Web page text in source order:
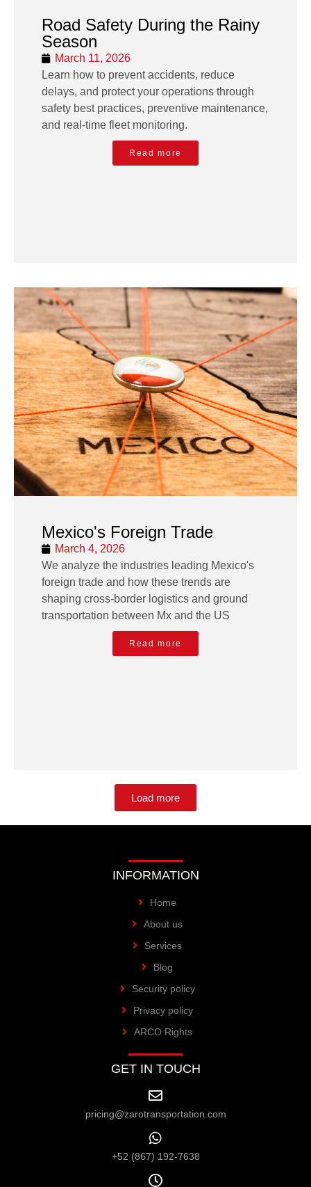
Road Safety During the Rainy
Season
March 11, 2026
Learn how to prevent accidents, reduce
delays, and protect your operations through
safety best practices, preventive maintenance,
and real-time fleet monitoring.
Read more
Mexico's Foreign Trade
March 4, 2026
We analyze the industries leading Mexico's
foreign trade and how these trends are
shaping cross-border logistics and ground
transportation between Mx and the US
Read more
Load more
INFORMATION
Home
About us
Services
Blog
Security policy
Privacy policy
ARCO Rights
GET IN TOUCH
pricing@zarotransportation.com
+52 (867) 192-7638